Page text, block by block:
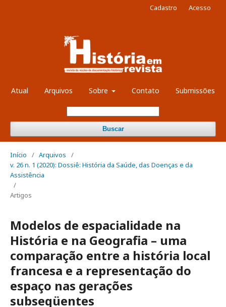
Atual Arquivos Sobre Contato Submissões
Buscar
Cadastro Acesso
Início / Arquivos
/
v. 26 n. 1 (2020): Dossiê: História da Saúde, das Doenças e da
Assistência
/
Artigos
Modelos de espacialidade na
História e na Geografia – uma
comparação entre a história local
francesa e a representação do
espaço nas gerações
subseqüentes